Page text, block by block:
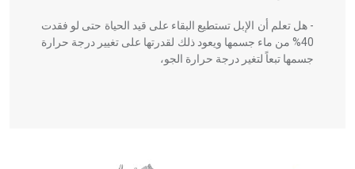
- هل تعلم أن الإبل تستطيع البقاء على قيد الحياة حتى لو فقدت
40% من ماء جسمها ويعود ذلك لقدرتها على تغيير درجة حرارة
جسمها تبعاً لتغير درجة حرارة الجو،
الحكم، الأدلة، تنظيم التغذية، ورسالته في جروح الرأس. ويعود